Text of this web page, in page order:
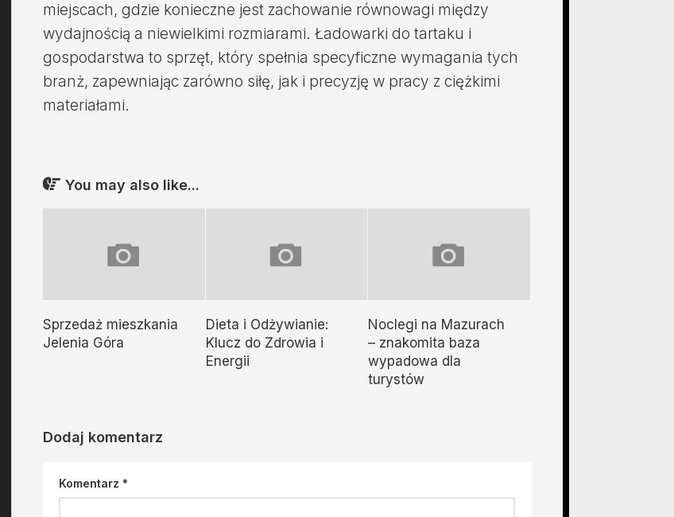
miejscach, gdzie konieczne jest zachowanie równowagi między
wydajnością a niewielkimi rozmiarami. Ładowarki do tartaku i
gospodarstwa to sprzęt, który spełnia specyficzne wymagania tych
branż, zapewniając zarówno siłę, jak i precyzję w pracy z ciężkimi
materiałami.
You may also like...
Sprzedaż mieszkania
Jelenia Góra
Dieta i Odżywianie:
Klucz do Zdrowia i
Energii
Noclegi na Mazurach
– znakomita baza
wypadowa dla
turystów
Dodaj komentarz
Komentarz *